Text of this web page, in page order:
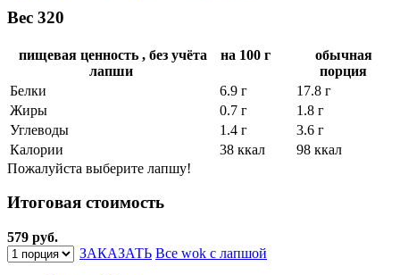
Вес 320
пищевая ценность , без учёта
лапши
на 100 г
обычная
порция
Белки
6.9 г
17.8 г
Жиры
0.7 г
1.8 г
Углеводы
1.4 г
3.6 г
Калории
38 ккал
98 ккал
Пожалуйста выберите лапшу!
Итоговая стоимость
579 руб.
ЗАКАЗАТЬ Все wok с лапшой